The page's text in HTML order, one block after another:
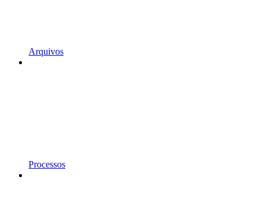
Arquivos
Processos